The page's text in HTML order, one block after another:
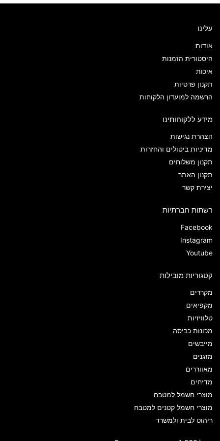
עלינו
אודות
היסטורית הזמנות
איכות
תקנון פרטיות
הרשמה למועדון הלקוחות
מידע ללקוחותינו
הצהרת נגישות
מדיניות ביטולים והחזרות
תקנון משלוחים
תקנון האתר
יצירת קשר
רשתות חברתיות
Facebook
Instagram
Youtube
קטגוריות מובילות
מקררים
מקפיאים
טלוויזיות
מכונות כביסה
מייבשים
מזגנים
מאווררים
מדיחים
מוצרי חשמל למטבח
מוצרי חשמל קטנים למטבח
ריהוט לבית ולמשרד